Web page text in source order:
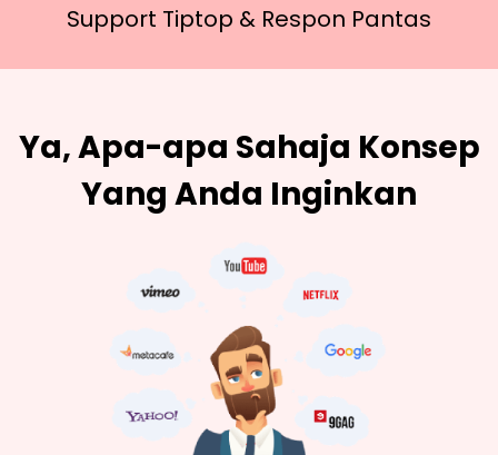
Support Tiptop & Respon Pantas
Ya, Apa-apa Sahaja Konsep
Yang Anda Inginkan